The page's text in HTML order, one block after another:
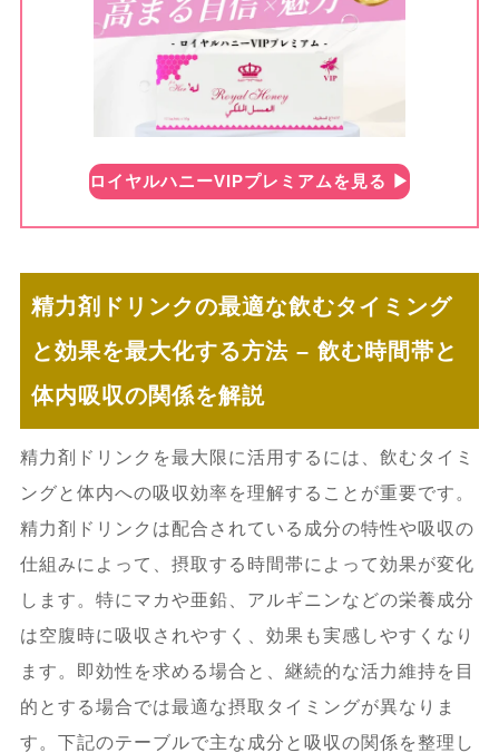
ロイヤルハニーVIPプレミアムを見る ▶︎
精力剤ドリンクの最適な飲むタイミング
と効果を最大化する方法 – 飲む時間帯と
体内吸収の関係を解説
精力剤ドリンクを最大限に活用するには、飲むタイミ
ングと体内への吸収効率を理解することが重要です。
精力剤ドリンクは配合されている成分の特性や吸収の
仕組みによって、摂取する時間帯によって効果が変化
します。特にマカや亜鉛、アルギニンなどの栄養成分
は空腹時に吸収されやすく、効果も実感しやすくなり
ます。即効性を求める場合と、継続的な活力維持を目
的とする場合では最適な摂取タイミングが異なりま
す。下記のテーブルで主な成分と吸収の関係を整理し